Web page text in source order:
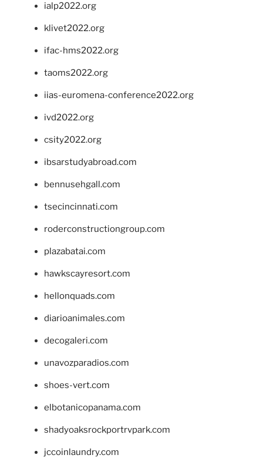
ialp2022.org
klivet2022.org
ifac-hms2022.org
taoms2022.org
iias-euromena-conference2022.org
ivd2022.org
csity2022.org
ibsarstudyabroad.com
bennusehgall.com
tsecincinnati.com
roderconstructiongroup.com
plazabatai.com
hawkscayresort.com
hellonquads.com
diarioanimales.com
decogaleri.com
unavozparadios.com
shoes-vert.com
elbotanicopanama.com
shadyoaksrockportrvpark.com
jccoinlaundry.com